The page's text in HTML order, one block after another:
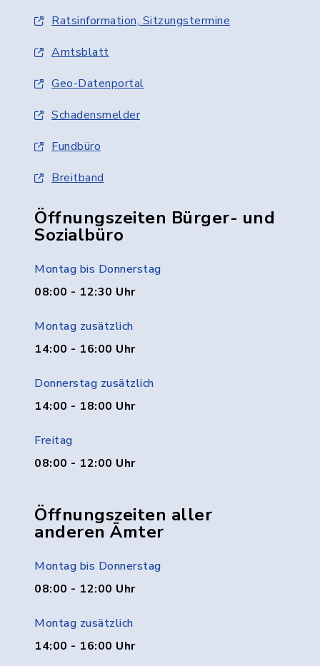
Ratsinformation, Sitzungstermine
Amtsblatt
Geo-Datenportal
Schadensmelder
Fundbüro
Breitband
Öffnungszeiten Bürger- und
Sozialbüro
Montag bis Donnerstag
08:00 - 12:30 Uhr
Montag zusätzlich
14:00 - 16:00 Uhr
Donnerstag zusätzlich
14:00 - 18:00 Uhr
Freitag
08:00 - 12:00 Uhr
Öffnungszeiten aller
anderen Ämter
Montag bis Donnerstag
08:00 - 12:00 Uhr
Montag zusätzlich
14:00 - 16:00 Uhr